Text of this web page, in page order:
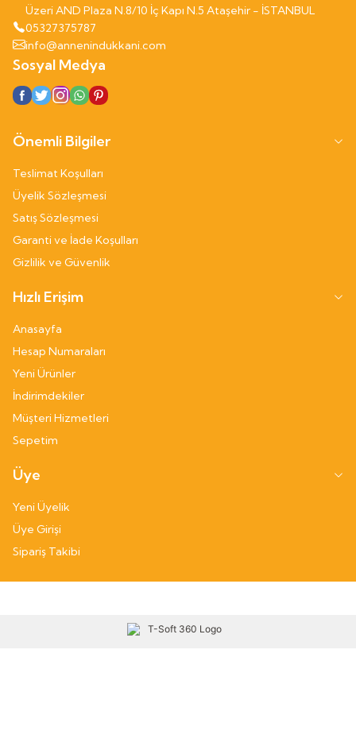
Üzeri AND Plaza N.8/10 İç Kapı N.5 Ataşehir - İSTANBUL
05327375787
info@annenindukkani.com
Sosyal Medya
Önemli Bilgiler
Teslimat Koşulları
Üyelik Sözleşmesi
Satış Sözleşmesi
Garanti ve İade Koşulları
Gizlilik ve Güvenlik
Hızlı Erişim
Anasayfa
Hesap Numaraları
Yeni Ürünler
İndirimdekiler
Müşteri Hizmetleri
Sepetim
Üye
Yeni Üyelik
Üye Girişi
Sipariş Takibi